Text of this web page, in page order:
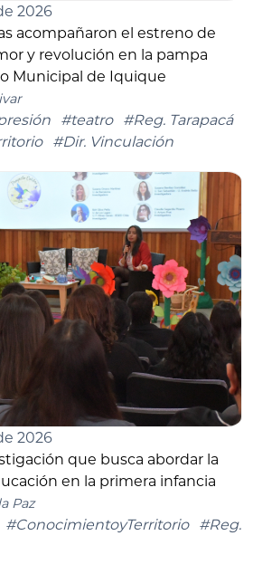
2026
acompañaron el estreno de
y revolución en la pampa
Municipal de Iquique
#teatro
#Reg. Tarapacá
#Dir. Vinculación
2026
que busca abordar la
en la primera infancia
Paz
#ConocimientoyTerritorio
#Reg.